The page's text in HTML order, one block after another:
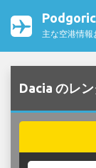
主な空港情報
Dacia のレ